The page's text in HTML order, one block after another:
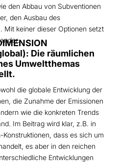
den Abbau von Subventionen
den Ausbau des
Mit keiner dieser Optionen setzt
Die räumlichen
Umweltthemas
die globale Entwicklung der
die Zunahme der Emissionen
wie die konkreten Trends
Im Beitrag wird klar, z.B. in
dass es sich um
es aber in den reichen
Entwicklungen